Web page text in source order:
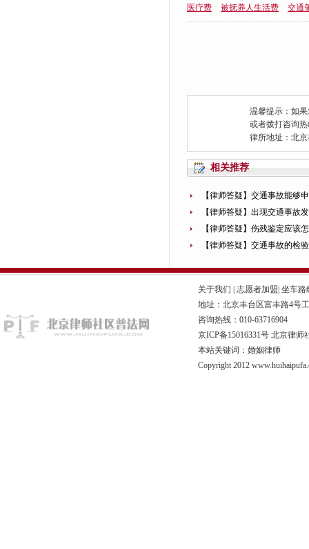
医疗费
被抚养人生活费 交通
温馨提示：如
或者拨打咨询热
律所地址：北
相关推荐
【律师答疑】交通事故能够
【律师答疑】出现交通事故
【律师答疑】伤残鉴定应该
【律师答疑】交通事故的检
关于我们 志愿者加盟 坐车路
地址：北京丰台区富丰路4号
咨询热线：010-63716904
京ICP备15016331号 北京律师
本站关键词：婚姻律师
Copyright 2012